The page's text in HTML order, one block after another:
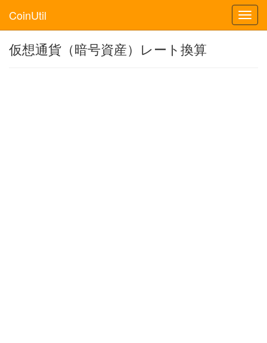
CoinUtil
仮想通貨（暗号資産）レート換算